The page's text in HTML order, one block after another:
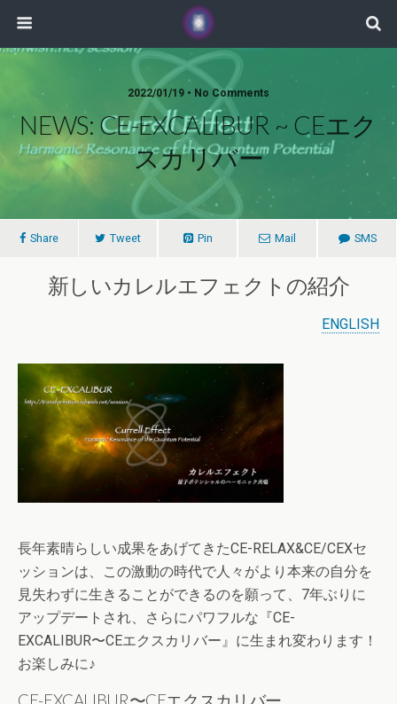
2022/01/19 • No Comments
NEWS: CE-EXCALIBUR ~ CEエク
スカリバー
Share Tweet Pin Mail SMS
新しいカレルエフェクトの紹介
ENGLISH
長年素晴らしい成果をあげてきたCE-RELAX&CE/CEXセ
ッションは、この激動の時代で人々がより本来の自分を
見失わずに生きることができるのを願って、7年ぶりに
アップデートされ、さらにパワフルな『CE-
EXCALIBUR〜CEエクスカリバー』に生まれ変わります！
お楽しみに♪